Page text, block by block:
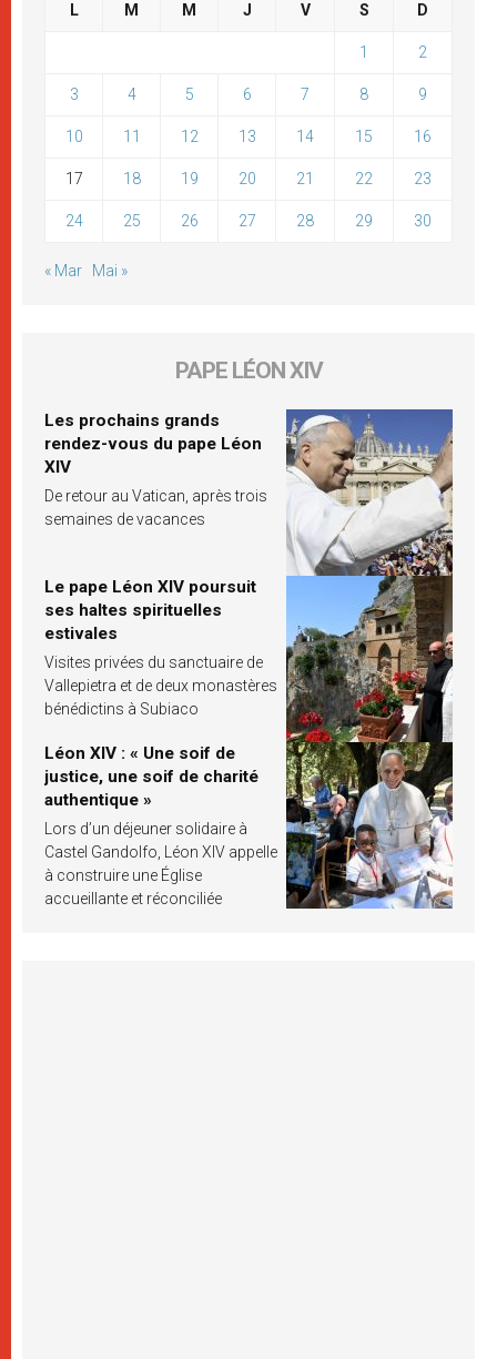
L M M J V S D
1 2
3 4 5 6 7 8 9
10 11 12 13 14 15 16
17 18 19 20 21 22 23
24 25 26 27 28 29 30
« Mar Mai »
PAPE LÉON XIV
Les prochains grands
rendez-vous du pape Léon
XIV
De retour au Vatican, après trois
semaines de vacances
Le pape Léon XIV poursuit
ses haltes spirituelles
estivales
Visites privées du sanctuaire de
Vallepietra et de deux monastères
bénédictins à Subiaco
Léon XIV : « Une soif de
justice, une soif de charité
authentique »
Lors d’un déjeuner solidaire à
Castel Gandolfo, Léon XIV appelle
à construire une Église
accueillante et réconciliée